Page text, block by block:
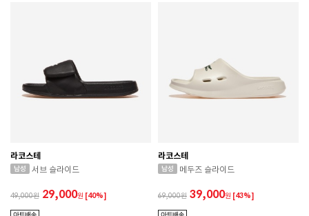
라코스테
서브 슬라이드
49,000 29,000원 [40%]
라코스테
메두즈 슬라이드
69,000 39,000원 [43%]